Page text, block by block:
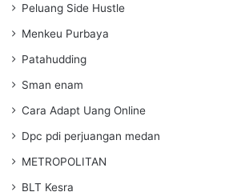
Peluang Side Hustle
Menkeu Purbaya
Patahudding
Sman enam
Cara Adapt Uang Online
Dpc pdi perjuangan medan
METROPOLITAN
BLT Kesra